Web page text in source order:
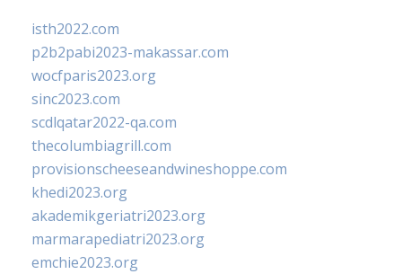
isth2022.com
p2b2pabi2023-makassar.com
wocfparis2023.org
sinc2023.com
scdlqatar2022-qa.com
thecolumbiagrill.com
provisionscheeseandwineshoppe.com
khedi2023.org
akademikgeriatri2023.org
marmarapediatri2023.org
emchie2023.org